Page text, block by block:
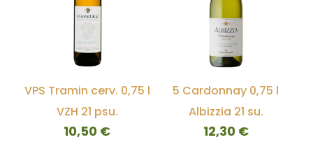
VPS Tramin cerv. 0,75 l
VZH 21 psu.
10,50 €
5 Cardonnay 0,75 l
Albizzia 21 su.
12,30 €